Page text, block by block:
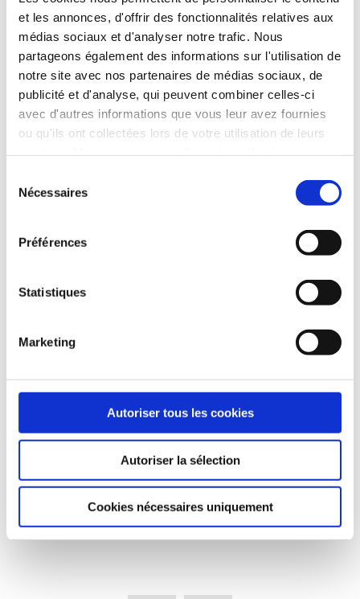
et les annonces, d'offrir des fonctionnalités relatives aux
médias sociaux et d'analyser notre trafic. Nous
partageons également des informations sur l'utilisation de
notre site avec nos partenaires de médias sociaux, de
publicité et d'analyse, qui peuvent combiner celles-ci
avec d'autres informations que vous leur avez fournies
ou qu'ils ont collectées lors de votre utilisation de leurs
moment votre décision concernant les cookies inutiles.
Nécessaires
Préférences
Statistiques
Marketing
Autoriser tous les cookies
Autoriser la sélection
Cookies nécessaires uniquement
différentes épaisseurs seront disponibles à partir de 2025,
la gamme sera progressivement élargie dans les mois à
venir.Lire la suite
Succès dans la prévention des déchets plastiques :
JACKON Insulation by BEWI obtient la certification
Lutte contre la pollution plastique : pour des mers et un
a brillamment réussi l'audit OCS sur ses deux sites de
production à Arendsee (Allemagne) et Olen (Belgique). Le
programme Operation Clean Sweep® (OCS) est une
durable et responsable des matières plastiques. Cette
certification repose sur des audits externes stricts,
garantissant l'engagement des entreprises à minimiser
leur impact environnemental.Lire la suite